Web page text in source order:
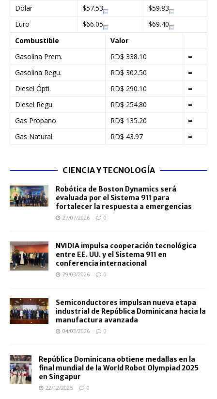
Dólar
$57.53
$59.83
Euro
$66.05
$69.40
Combustible
Valor
Gasolina Prem.
RD$ 338.10
=
Gasolina Regu.
RD$ 302.50
=
Diesel Ópti.
RD$ 290.10
=
Diesel Regu.
RD$ 254.80
=
Gas Propano
RD$ 135.20
=
Gas Natural
RD$ 43.97 =
CIENCIA Y TECNOLOGÍA
Robótica de Boston Dynamics será
evaluada por el Sistema 911 para
fortalecer la respuesta a emergencias
27/07/2026 0
NVIDIA impulsa cooperación tecnológica
entre EE. UU. y el Sistema 911 en
conferencia internacional
29/03/2026 0
Semiconductores impulsan nueva etapa
industrial de República Dominicana hacia la
manufactura avanzada
04/03/2026 0
República Dominicana obtiene medallas en la
final mundial de la World Robot Olympiad 2025
en Singapur
22/12/2025 0